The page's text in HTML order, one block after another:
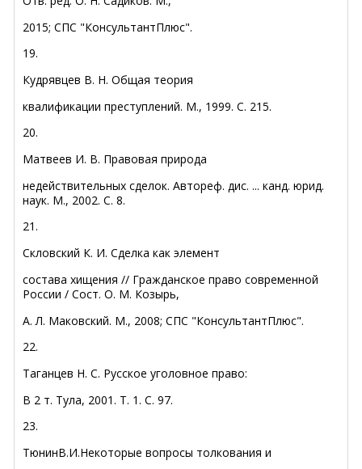
2015; СПС "КонсультантПлюс".
19.
Кудрявцев В. Н. Общая теория
квалификации преступлений. М., 1999. С. 215.
20.
Матвеев И. В. Правовая природа
недействительных сделок. Автореф. дис. ... канд. юрид.
наук. М., 2002. С. 8.
21.
Скловский К. И. Сделка как элемент
состава хищения // Гражданское право современной
России / Сост. О. М. Козырь,
А. Л. Маковский. М., 2008; СПС "КонсультантПлюс".
22.
Таганцев Н. С. Русское уголовное право:
В 2 т. Тула, 2001. Т. 1. С. 97.
23.
ТюнинВ.И.Некоторые вопросы толкования и